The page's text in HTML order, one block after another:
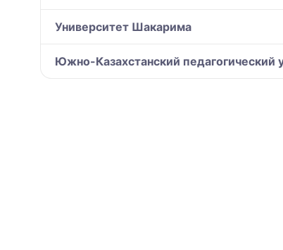
Университет Шакарима
Южно-Казахстанский